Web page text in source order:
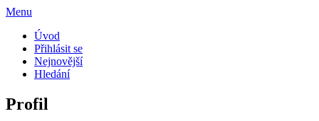
Menu
Úvod
Přihlásit se
Nejnovější
Hledání
Profil